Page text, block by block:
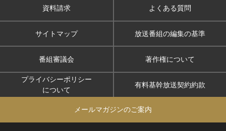
資料請求 よくある質問
サイトマップ 放送番組の編集の基準
番組審議会 著作権について
プライバシーポリシー
について
有料基幹放送契約約款
メールマガジンのご案内